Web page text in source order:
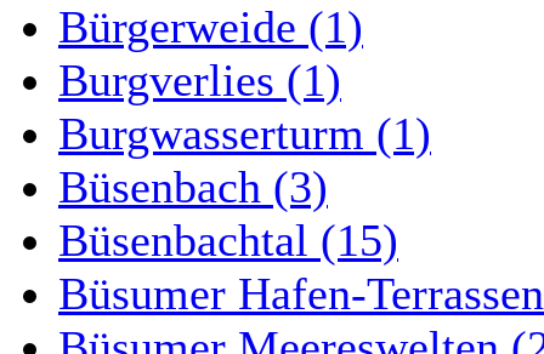
Bürgerweide (1)
Burgverlies (1)
Burgwasserturm (1)
Büsenbach (3)
Büsenbachtal (15)
Büsumer Hafen-